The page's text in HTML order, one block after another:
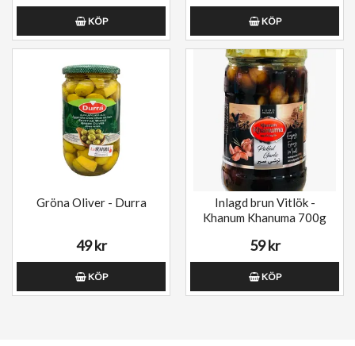
KÖP KÖP
Gröna Oliver - Durra
49 kr
KÖP
Inlagd brun Vitlök -
Khanum Khanuma 700g
59 kr
KÖP